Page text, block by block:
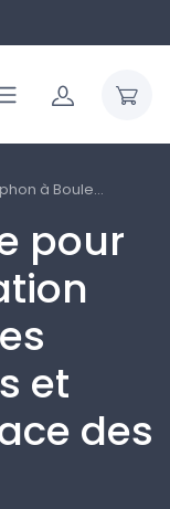
à Boule...
pour
et
des